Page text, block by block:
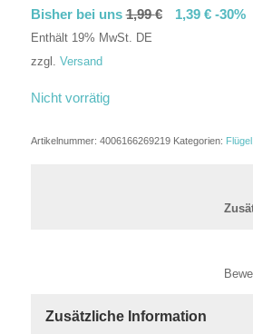
Bisher bei uns 1,99€ 1,39 €-30%
Enthält 19% MwSt. DE
zzgl. Versand
Nicht vorrätig
Artikelnummer: 4006166269219 Kategorien: Flügel,
Zusätzliche Information